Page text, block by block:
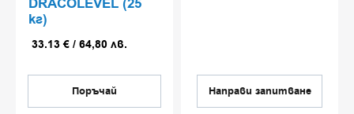
или химически въздействия.
Решенията са подходящи за
промишлени обекти, паркинги,
открити площадки, където
дълготрайността, здравината и
DRACOLEVEL (25
кг)
33.13 € / 64,80 лв.
Поръчай Направи запитване